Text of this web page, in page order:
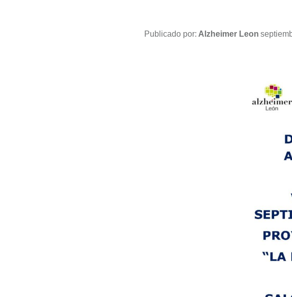
Publicado por: Alzheimer Leon